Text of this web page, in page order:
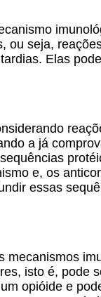
ou seja,
Elas
a já
e, os
essas
mecanismos
isto é, pode
opióide e